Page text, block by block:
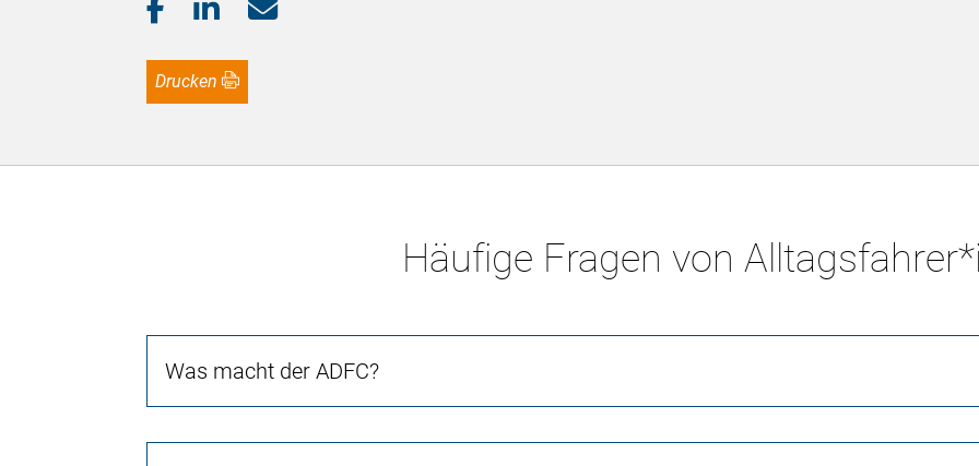
Drucken
Häufige Fragen von
Was macht der ADFC?